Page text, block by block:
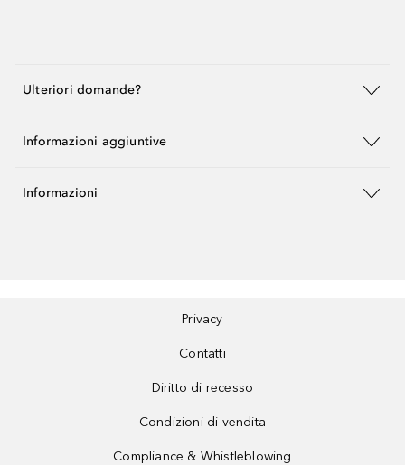
Ulteriori domande?
Informazioni aggiuntive
Informazioni
Privacy
Contatti
Diritto di recesso
Condizioni di vendita
Compliance & Whistleblowing